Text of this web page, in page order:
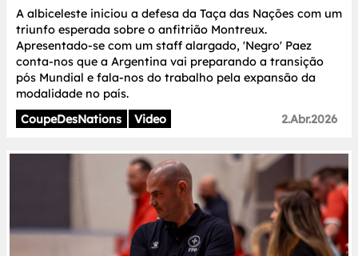
A albiceleste iniciou a defesa da Taça das Nações com um
triunfo esperada sobre o anfitrião Montreux.
Apresentado-se com um staff alargado, 'Negro' Paez
conta-nos que a Argentina vai preparando a transição
pós Mundial e fala-nos do trabalho pela expansão da
modalidade no país.
CoupeDesNations
Video 2.Abr.2026